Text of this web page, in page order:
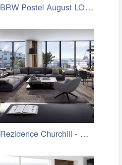
BRW Postel August LOZ/160
Rezidence Churchill - Obývací pokoj